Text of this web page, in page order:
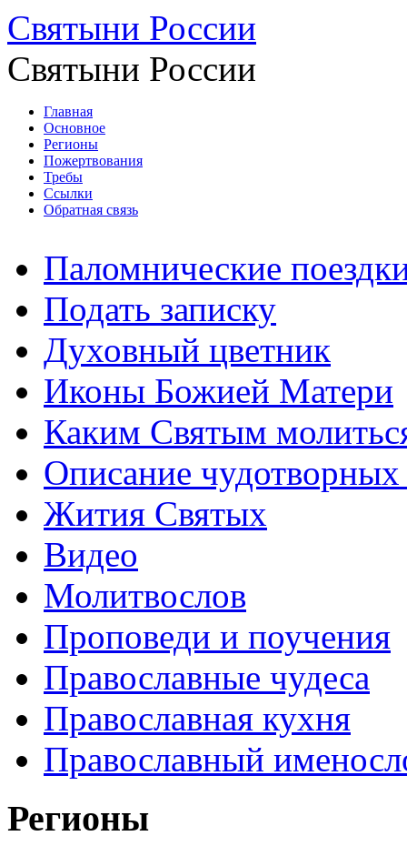
Святыни России
Святыни России
Главная
Основное
Регионы
Пожертвования
Требы
Ссылки
Обратная связь
Паломнические
Подать записку
Духовный цветник
Иконы Божией Матери
Каким Святым
Описание
Жития Святых
Видео
Молитвослов
Проповеди и поучения
Православные чудеса
Православная кухня
Православный
Регионы